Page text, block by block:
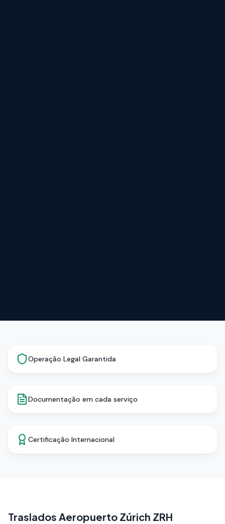
Operação Legal Garantida
Documentação em cada serviço
Certificação Internacional
Traslados Aeropuerto Zúrich ZRH